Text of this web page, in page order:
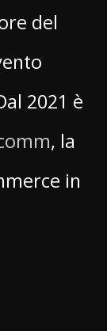
del
2021 è
, la
in